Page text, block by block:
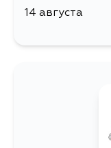
14 августа